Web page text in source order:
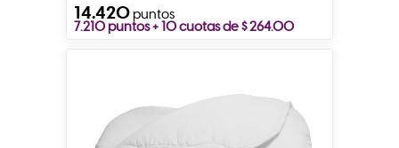
14.420puntos
7.210 puntos + 10 cuotas de $ 264.00